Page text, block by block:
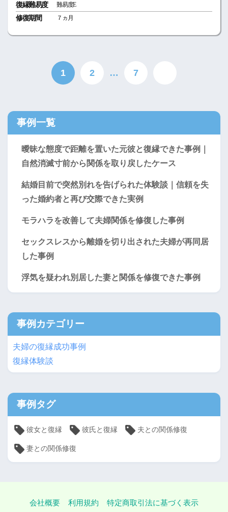
復縁難易度 難易度E
修復期間 ７ヵ月
1 2 … 7
事例一覧
曖昧な態度で距離を置いた元彼と復縁できた事例｜
自然消滅寸前から関係を取り戻したケース
結婚目前で突然別れを告げられた体験談｜信頼を失
った婚約者と再び交際できた実例
モラハラを改善して夫婦関係を修復した事例
セックスレスから離婚を切り出された夫婦が再同居
した事例
浮気を疑われ別居した妻と関係を修復できた事例
事例カテゴリー
夫婦の復縁成功事例
復縁体験談
事例タグ
彼女と復縁 彼氏と復縁 夫との関係修復
妻との関係修復
会社概要 利用規約 特定商取引法に基づく表示